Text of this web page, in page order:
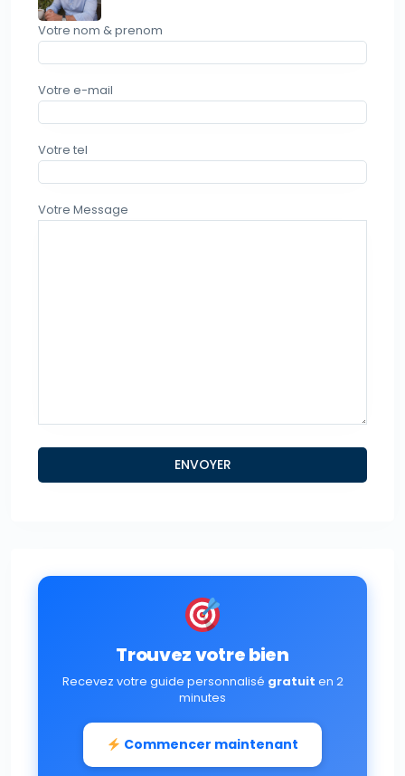
Votre nom & prenom
Votre e-mail
Votre tel
Votre Message
Trouvez votre bien
Recevez votre guide personnalisé gratuit en 2
minutes
Commencer maintenant